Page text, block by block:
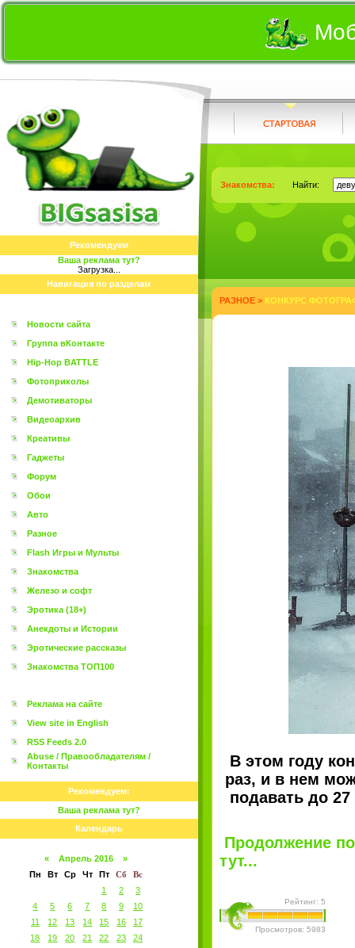
Рекомендуем
Ваша реклама тут?
Загрузка...
Навигация по разделам
Новости сайта
Группа вКонтакте
Hip-Hop BATTLE
Фотоприколы
Демотиваторы
Видеоархив
Креативы
Гаджеты
Форум
Обои
Авто
Разное
Flash Игры и Мульты
Знакомства
Железо и софт
Эротика (18+)
Анекдоты и Истории
Эротические рассказы
Знакомства ТОП100
Реклама на сайте
View site in English
RSS Feeds 2.0
Abuse / Правообладателям /
Контакты
Рекомендуем:
Ваша реклама тут?
Календарь
« Апрель 2016
»
Пн
Вт Ср Чт Пт Сб
Вс
1
2
3
4
5 6 7 8 9
10
11
12 13 14 15 16
17
18
19 20 21 22 23
24
Знакомства: Найти:
РАЗНОЕ > КОНКУРС
В этом году
раз, и в нем
подавать до
Продолжение
тут...
Рейтинг: 5
Просмотров: 5983